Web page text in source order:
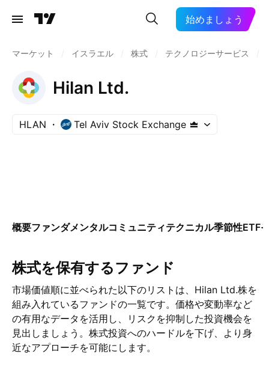
始めましょう
マーケット イスラエル 株式 テクノロジーサービス
Hilan Ltd.
HLAN Tel Aviv Stock Exchange
概要ファンダメンタルコミュニティテクニカル季節性ETF
株式を保有するファンド
市場価値順に並べられた以下のリストは、Hilan Ltd.株を
組み入れているファンドの一覧です。価格や変動率など
の有用なデータを活用し、リスクを抑制した投資機会を
見出しましょう。株式投資へのハードルを下げ、より身
近なアプローチを可能にします。